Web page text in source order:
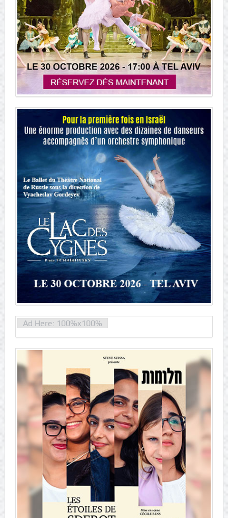
Ad Here: 100%x100%